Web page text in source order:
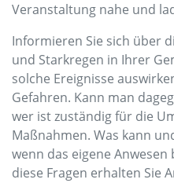
Veranstaltung nahe und
Informieren Sie sich über
und Starkregen in Ihrer
solche Ereignisse
Gefahren. Kann man
wer ist zuständig für die
Maßnahmen. Was kann
wenn das eigene
diese Fragen erhalten Sie